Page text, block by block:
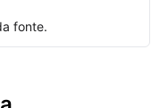
fonte.